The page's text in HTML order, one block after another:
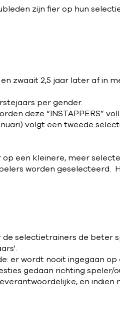
zijn fier op hun
zwaait 2,5 jaar later af in
per gender.
deze “INSTAPPERS”
volgt een tweede
een kleinere, meer
worden geselecteerd.
selectietrainers de beter
er wordt nooit ingegaan
gedaan richting speler/
en indien